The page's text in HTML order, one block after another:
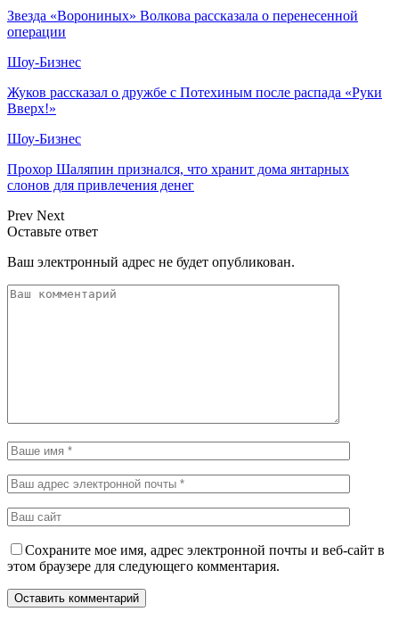
Звезда «Ворониных» Волкова рассказала о перенесенной
операции
Шоу-Бизнес
Жуков рассказал о дружбе с Потехиным после распада «Руки
Вверх!»
Шоу-Бизнес
Прохор Шаляпин признался, что хранит дома янтарных
слонов для привлечения денег
Prev Next
Оставьте ответ
Ваш электронный адрес не будет опубликован.
Сохраните мое имя, адрес электронной почты и веб-сайт в
этом браузере для следующего комментария.